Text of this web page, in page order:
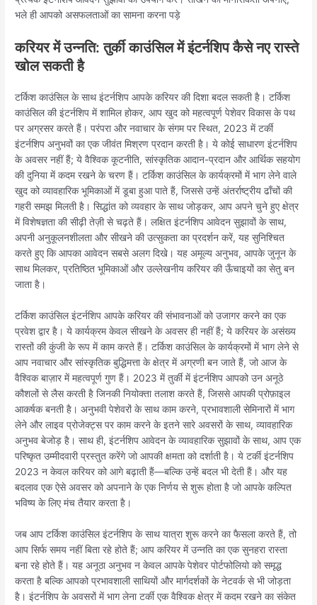
भले ही आपको असफलताओं का सामना करना पड़े
करियर में उन्नति: तुर्की काउंसिल में इंटर्नशिप कैसे नए रास्ते
खोल सकती है
टर्किश काउंसिल के साथ इंटर्नशिप आपके करियर की दिशा बदल सकती है। टर्किश
काउंसिल की इंटर्नशिप में शामिल होकर, आप खुद को महत्वपूर्ण पेशेवर विकास के पथ
पर अग्रसर करते हैं। परंपरा और नवाचार के संगम पर स्थित, 2023 में टर्की
इंटर्नशिप अनुभवों का एक जीवंत मिश्रण प्रदान करती है। ये कोई साधारण इंटर्नशिप
के अवसर नहीं हैं; ये वैश्विक कूटनीति, सांस्कृतिक आदान-प्रदान और आर्थिक सहयोग
की दुनिया में कदम रखने के चरण हैं। टर्किश काउंसिल के कार्यक्रमों में भाग लेने वाले
खुद को व्यावहारिक भूमिकाओं में डूबा हुआ पाते हैं, जिससे उन्हें अंतर्राष्ट्रीय ढाँचों की
गहरी समझ मिलती है। सिद्धांत को व्यवहार के साथ जोड़कर, आप अपने चुने हुए क्षेत्र
में विशेषज्ञता की सीढ़ी तेज़ी से चढ़ते हैं। लक्षित इंटर्नशिप आवेदन सुझावों के साथ,
अपनी अनुकूलनशीलता और सीखने की उत्सुकता का प्रदर्शन करें, यह सुनिश्चित
करते हुए कि आपका आवेदन सबसे अलग दिखे। यह अमूल्य अनुभव, आपके जुनून के
साथ मिलकर, प्रतिष्ठित भूमिकाओं और उल्लेखनीय करियर की ऊँचाइयों का सेतु बन
जाता है।
टर्किश काउंसिल इंटर्नशिप आपके करियर की संभावनाओं को उजागर करने का एक
प्रवेश द्वार है। ये कार्यक्रम केवल सीखने के अवसर ही नहीं हैं; ये करियर के असंख्य
रास्तों की कुंजी के रूप में काम करते हैं। टर्किश काउंसिल के कार्यक्रमों में भाग लेने से
आप नवाचार और सांस्कृतिक बुद्धिमत्ता के क्षेत्र में अग्रणी बन जाते हैं, जो आज के
वैश्विक बाज़ार में महत्वपूर्ण गुण हैं। 2023 में तुर्की में इंटर्नशिप आपको उन अनूठे
कौशलों से लैस करती है जिनकी नियोक्ता तलाश करते हैं, जिससे आपकी प्रोफ़ाइल
आकर्षक बनती है। अनुभवी पेशेवरों के साथ काम करने, प्रभावशाली सेमिनारों में भाग
लेने और लाइव प्रोजेक्ट्स पर काम करने के इतने सारे अवसरों के साथ, व्यावहारिक
अनुभव बेजोड़ है। साथ ही, इंटर्नशिप आवेदन के व्यावहारिक सुझावों के साथ, आप एक
परिष्कृत उम्मीदवारी प्रस्तुत करेंगे जो आपकी क्षमता को दर्शाती है। ये टर्की इंटर्नशिप
2023 न केवल करियर को आगे बढ़ाती हैं—बल्कि उन्हें बदल भी देती हैं। और यह
बदलाव एक ऐसे अवसर को अपनाने के एक निर्णय से शुरू होता है जो आपके कल्पित
भविष्य के लिए मंच तैयार करता है।
जब आप टर्किश काउंसिल इंटर्नशिप के साथ यात्रा शुरू करने का फैसला करते हैं, तो
आप सिर्फ समय नहीं बिता रहे होते हैं; आप करियर में उन्नति का एक सुनहरा रास्ता
बना रहे होते हैं। यह अनूठा अनुभव न केवल आपके पेशेवर पोर्टफोलियो को समृद्ध
करता है बल्कि आपको प्रभावशाली साथियों और मार्गदर्शकों के नेटवर्क से भी जोड़ता
है। इंटर्नशिप के अवसरों में भाग लेना टर्की एक वैश्विक क्षेत्र में कदम रखने का संकेत